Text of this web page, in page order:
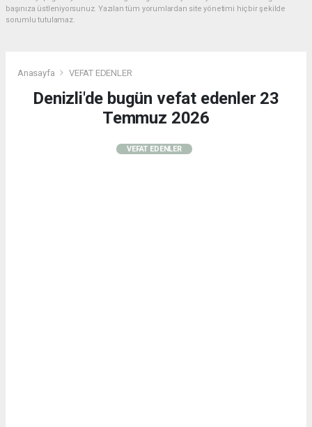
başınıza üstleniyorsunuz. Yazılan tüm yorumlardan site yönetimi hiçbir şekilde
sorumlu tutulamaz.
Anasayfa VEFAT EDENLER
Denizli'de bugün vefat edenler 23
Temmuz 2026
VEFAT EDENLER